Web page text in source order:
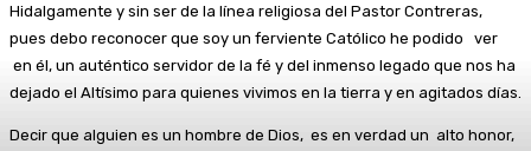
Hidalgamente y sin ser de la línea religiosa del Pastor Contreras,
pues debo reconocer que soy un ferviente Católico he podido ver
en él, un auténtico servidor de la fé y del inmenso legado que nos ha
dejado el Altísimo para quienes vivimos en la tierra y en agitados días.
Decir que alguien es un hombre de Dios, es en verdad un alto honor,